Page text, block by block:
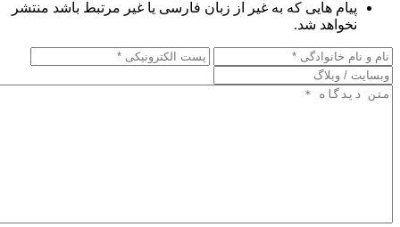
پیام هایی که به غیر از زبان فارسی یا غیر مرتبط باشد منتشر
نخواهد شد.